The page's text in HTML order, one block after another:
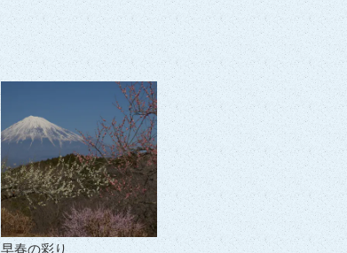
早春の彩り